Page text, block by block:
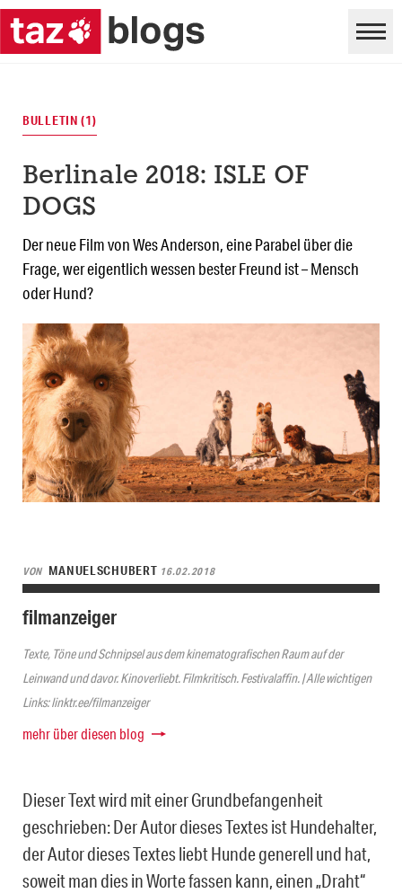
BULLETIN (1)
Berlinale 2018: ISLE OF
DOGS
Der neue Film von Wes Anderson, eine Parabel über die
Frage, wer eigentlich wessen bester Freund ist – Mensch
oder Hund?
VON MANUELSCHUBERT 16.02.2018
filmanzeiger
Texte, Töne und Schnipsel aus dem kinematografischen Raum auf der
Leinwand und davor. Kinoverliebt. Filmkritisch. Festivalaffin. | Alle wichtigen
Links: linktr.ee/filmanzeiger
mehr über diesen blog
Dieser Text wird mit einer Grundbefangenheit
geschrieben: Der Autor dieses Textes ist Hundehalter,
der Autor dieses Textes liebt Hunde generell und hat,
soweit man dies in Worte fassen kann, einen „Draht“